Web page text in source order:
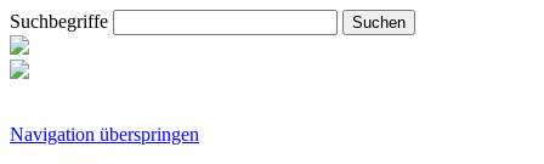
Suchbegriffe
Navigation überspringen